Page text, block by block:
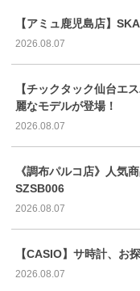
【アミュ鹿児島店】
2026.08.07
【チックタック仙台エ
麗なモデルが登場！
2026.08.07
《調布パルコ店》人気
SZSB006
2026.08.07
【CASIO】サ時計、お
2026.08.07